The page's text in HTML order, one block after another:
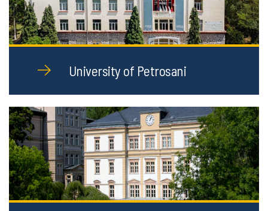
University of Petrosani